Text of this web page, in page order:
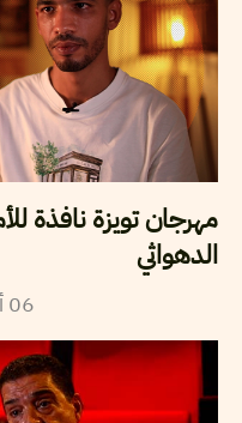
مهرجان تويزة نافذة
الدهواثي
06